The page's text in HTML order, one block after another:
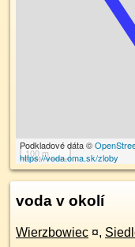
100 m
Podkladové dáta ©
https://voda.oma.sk/zloby
voda v okolí
Wierzbowiec ¤,